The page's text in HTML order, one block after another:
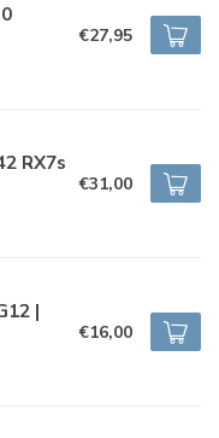
€27,95
RX7s
€31,00
|
€16,00